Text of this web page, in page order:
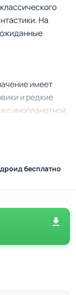
На
имеет
и редкие
с инопланетной
подручные
преимущества
может стать
привычного.
получать
и
вылазки
бесплатно